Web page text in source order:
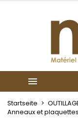

Startseite
Anneaux et plaquettes
My
Anmelden
Sie müssen
Wunschliste